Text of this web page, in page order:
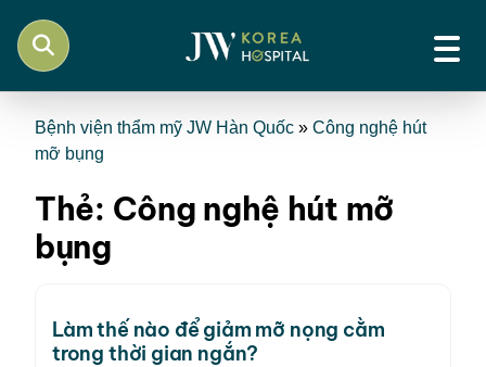
Bệnh viện thẩm mỹ JW Hàn Quốc » Công nghệ hút
mỡ bụng
Thẻ: Công nghệ hút mỡ
bụng
Làm thế nào để giảm mỡ nọng cằm
trong thời gian ngắn?